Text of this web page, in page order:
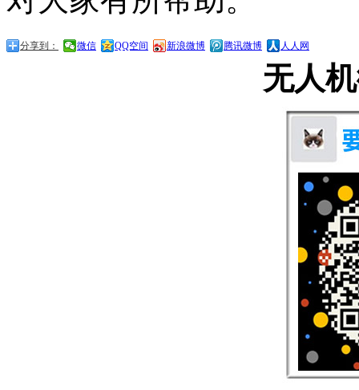
分享到： 微信 QQ空间 新浪微博 腾讯微博 人人网
无人